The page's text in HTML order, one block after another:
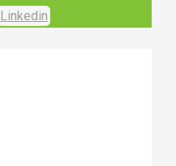
Linkedin